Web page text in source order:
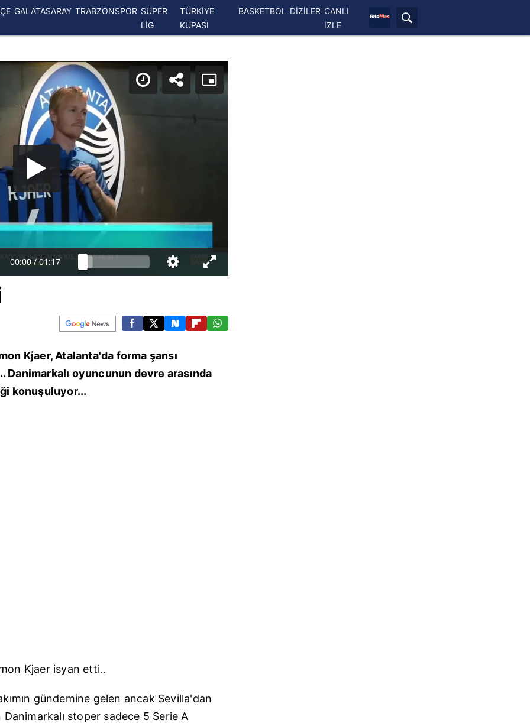
GALATASARAY TRABZONSPOR SÜPER
LİG
TÜRKİYE
KUPASI
BASKETBOL DİZİLER CANLI
İZLE
00:00 / 01:17
Kjaer, Atalanta'da forma şansı
Danimarkalı oyuncunun devre arasında
konuşuluyor...
Kjaerisyan etti..
gündemine gelen ancak Sevilla'dan
Danimarkalı stoper sadece 5 Serie A